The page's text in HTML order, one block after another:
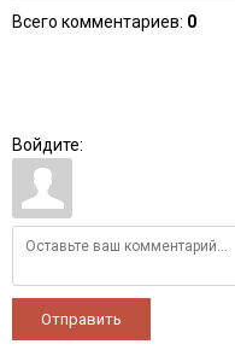
Всего комментариев: 0
Войдите:
Отправить